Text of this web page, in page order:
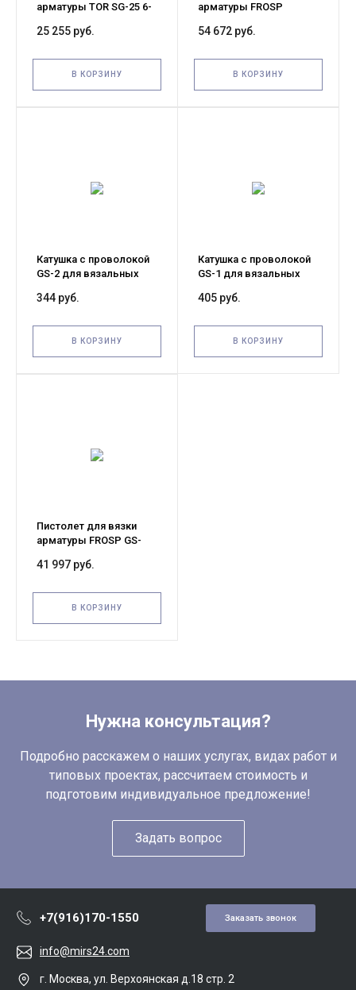
арматуры TOR SG-25 6-
25 255 руб.
В КОРЗИНУ
арматуры FROSP
54 672 руб.
В КОРЗИНУ
Катушка с проволокой
GS-2 для вязальных
344 руб.
В КОРЗИНУ
Катушка с проволокой
GS-1 для вязальных
405 руб.
В КОРЗИНУ
Пистолет для вязки
арматуры FROSP GS-
41 997 руб.
В КОРЗИНУ
Нужна консультация?
Подробно расскажем о наших услугах, видах работ и
типовых проектах, рассчитаем стоимость и
подготовим индивидуальное предложение!
Задать вопрос
+7(916)170-1550 Заказать звонок
info@mirs24.com
г. Москва, ул. Верхоянская д.18 стр. 2